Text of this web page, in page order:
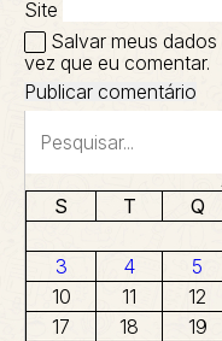
Site
Salvar meus
vez que eu comentar.
S T Q
3
4 5
10
11 12
17
18 19